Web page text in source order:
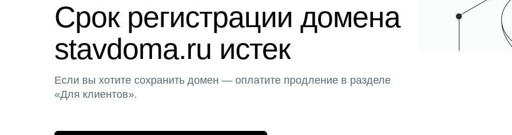
Срок регистрации домена
stavdoma.ru истек
Если вы хотите сохранить домен — оплатите продление в разделе
«Для клиентов».